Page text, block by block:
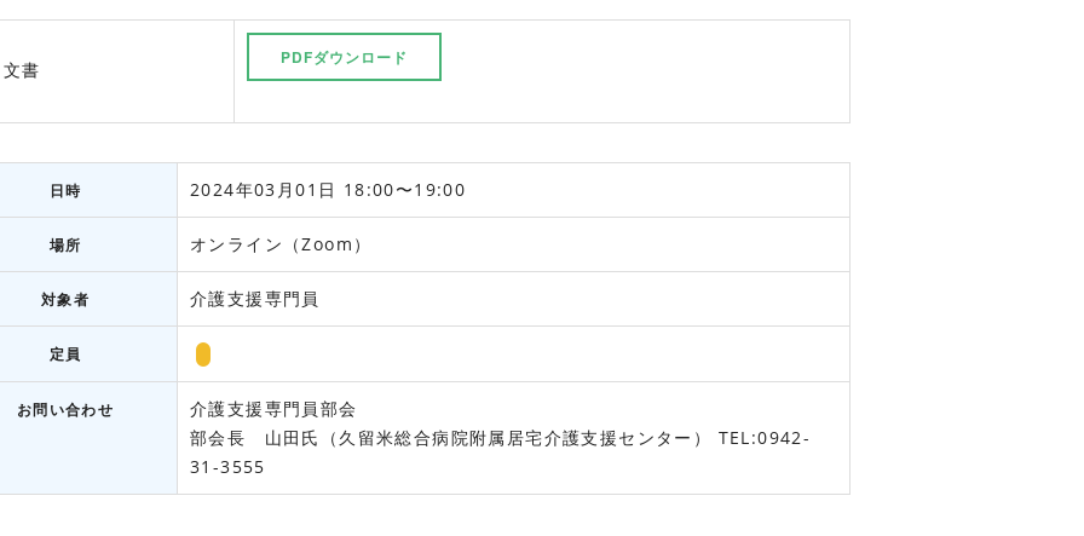
書
PDFダウンロード
日時 2024年03月01日 18:00〜19:00
場所 オンライン（Zoom）
対象者 介護支援専門員
定員
お問い合わせ
介護支援専門員部会
部会長 山田氏（久留米総合病院附属居宅介護支援センター） TEL:0942-
31-3555